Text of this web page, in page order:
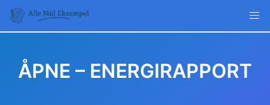
Skip
content
ÅPNE – ENERGIRAPPORT